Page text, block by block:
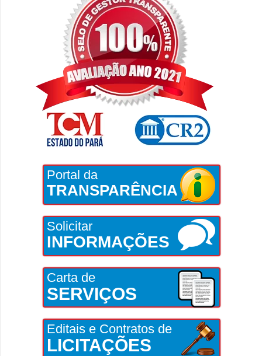
Portal da
TRANSPARÊNCIA
Solicitar
INFORMAÇÕES
Carta de
SERVIÇOS
Editais e Contratos de
LICITAÇÕES